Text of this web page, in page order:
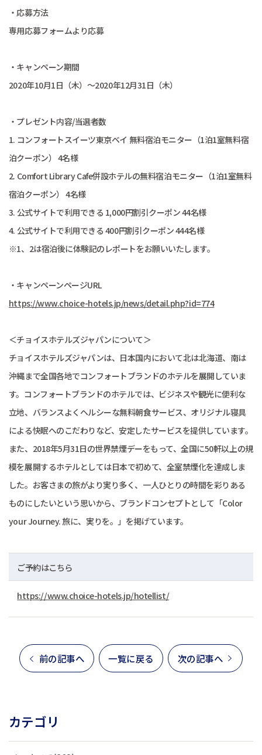
・応募方法
専用応募フォームより応募
・キャンペーン期間
2020年10月1日（木）～2020年12月31日（木）
・プレゼント内容/当選者数
1. コンフォートスイーツ東京ベイ 無料宿泊モニター（1泊1室無料宿
泊クーポン） 4名様
2. Comfort Library Cafe併設ホテルの無料宿泊モニター（1泊1室無料
宿泊クーポン） 4名様
3. 公式サイトで利用できる 1,000円割引クーポン 44名様
4. 公式サイトで利用できる 400円割引クーポン 444名様
※1、2は宿泊後に体験記のレポートをお願いいたします。
・キャンペーンページURL
https://www.choice-hotels.jp/news/detail.php?id=774
＜チョイスホテルズジャパンについて＞
チョイスホテルズジャパンは、日本国内において北は北海道、南は
沖縄まで全国各地でコンフォートブランドのホテルを展開していま
す。コンフォートブランドのホテルでは、ビジネスや観光に便利な
立地、バランスよくヘルシーな無料朝食サービス、オリジナル寝具
による快眠へのこだわりなど、安定したサービスを提供しています。
また、2018年5月31日の世界禁煙デーをもって、全国に50軒以上の規
模を展開するホテルとしては日本で初めて、全室禁煙化を達成しま
した。お客さまの旅がより実り多く、一人ひとりの時間を彩りある
ものにしたいという思いから、ブランドコンセプトとして「Color
your Journey. 旅に、実りを。」を掲げています。
ご予約はこちら
https://www.choice-hotels.jp/hotellist/
前の記事へ 一覧に戻る 次の記事へ
カテゴリ